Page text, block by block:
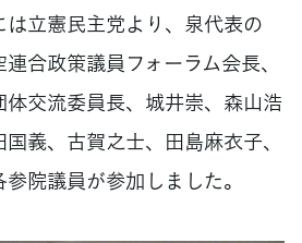
立憲民主党より、泉代表の
合政策議員フォーラム会長、
交流委員長、城井崇、森山浩
義、古賀之士、田島麻衣子、
院議員が参加しました。